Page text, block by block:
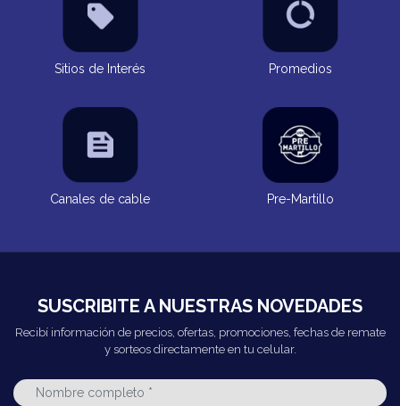
Sitios de Interés Promedios
Canales de cable Pre-Martillo
SUSCRIBITE A NUESTRAS NOVEDADES
Recibí información de precios, ofertas, promociones, fechas de remate
y sorteos directamente en tu celular.